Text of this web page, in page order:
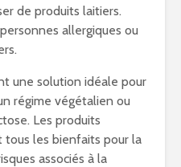
de produits laitiers.
allergiques ou
une solution idéale pour
régime végétalien ou
Les produits
les bienfaits pour la
associés à la